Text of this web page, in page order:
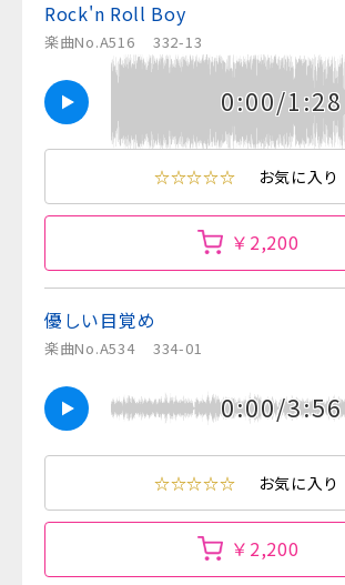
Rock'n Roll Boy
楽曲No.A516 332-13
0:00/1:28
☆☆☆☆☆ お気に入り
￥2,200
優しい目覚め
楽曲No.A534 334-01
0:00/3:56
☆☆☆☆☆ お気に入り
￥2,200